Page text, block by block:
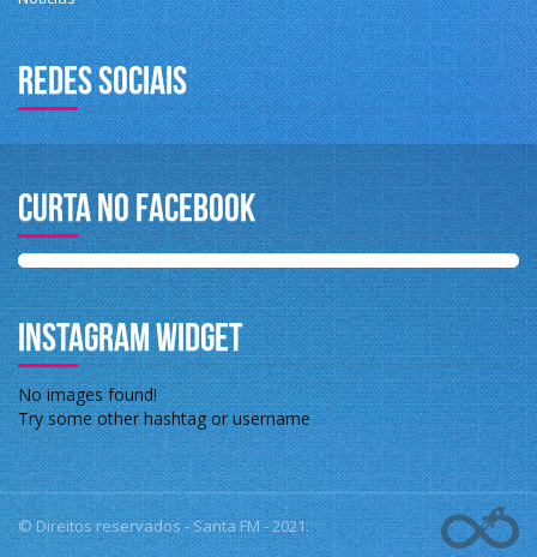
Redes sociais
Curta no Facebook
Instagram Widget
No images found!
Try some other hashtag or username
© Direitos reservados - Santa FM - 2021.